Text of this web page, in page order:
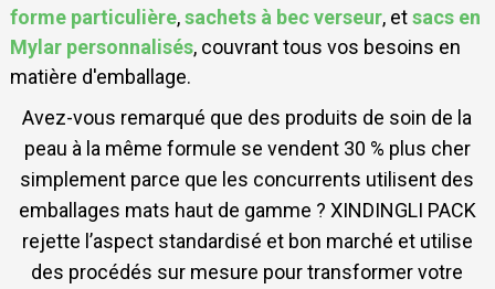
forme particulière,sachets à bec verseur, etsacs en
Mylar personnalisés, couvrant tous vos besoins en
matière d'emballage.
Avez-vous remarqué que des produits de soin de la
peau à la même formule se vendent 30 % plus cher
simplement parce que les concurrents utilisent des
emballages mats haut de gamme ? XINDINGLI PACK
rejette l’aspect standardisé et bon marché et utilise
des procédés sur mesure pour transformer votre